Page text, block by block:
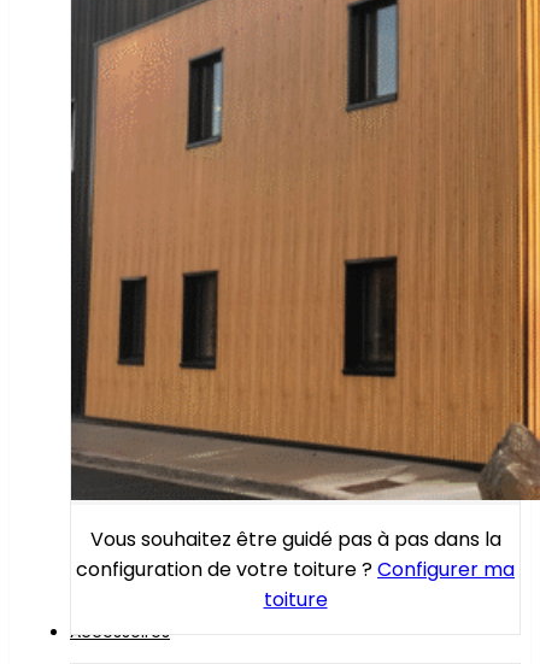
Vous souhaitez être guidé pas à pas dans la
configuration de votre toiture ?Configurer ma
toiture
Accessoires